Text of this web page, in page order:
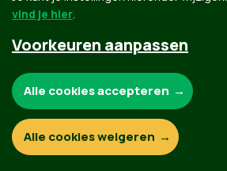
vind je hier.
Voorkeuren aanpassen
Functionele en analytische cookies:
Alle cookies accepteren
Alle cookies weigeren